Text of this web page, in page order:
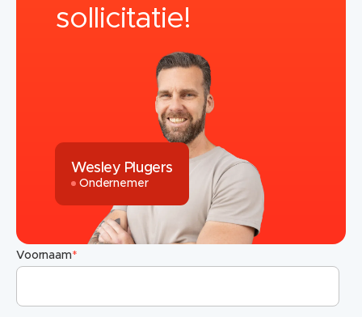
sollicitatie!
Wesley Plugers
Ondernemer
Voornaam*